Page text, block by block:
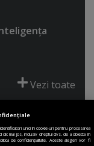
Vezi toate
unici în cookie-uri pentru procesarea
mai jos, inclusiv dreptul dvs. de a obiecta în
de confidențialitate. Aceste alegeri vor fi